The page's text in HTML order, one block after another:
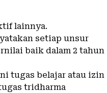
lainnya.
setiap unsur
baik dalam 2 tahun
tugas belajar atau izin
tridharma